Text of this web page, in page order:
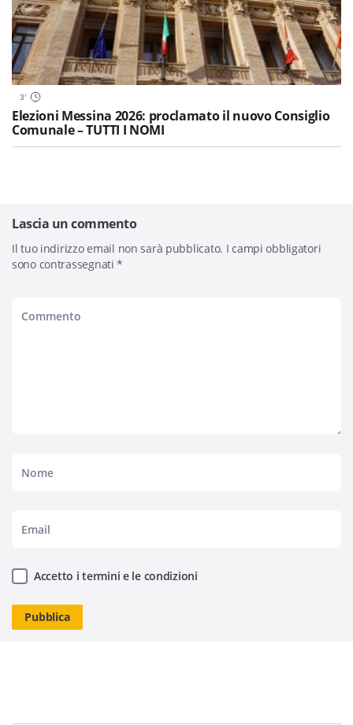
3'
Elezioni Messina 2026: proclamato il nuovo Consiglio
Comunale – TUTTI I NOMI
Lascia un commento
Il tuo indirizzo email non sarà pubblicato. I campi obbligatori
sono contrassegnati*
Accetto i termini e le condizioni